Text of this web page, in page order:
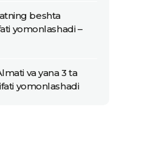
beshta
yomonlashadi –
va yana 3 ta
yomonlashadi